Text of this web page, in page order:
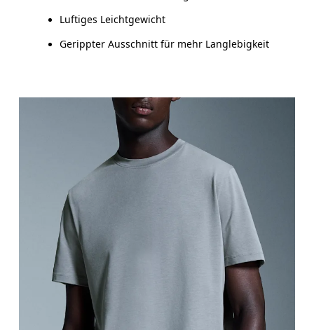
Brust
Miss an der Stelle, an der dein Brustumfang am
Taille
Luftiges Leichtgewicht
Gerippter Ausschnitt für mehr Langlebigkeit